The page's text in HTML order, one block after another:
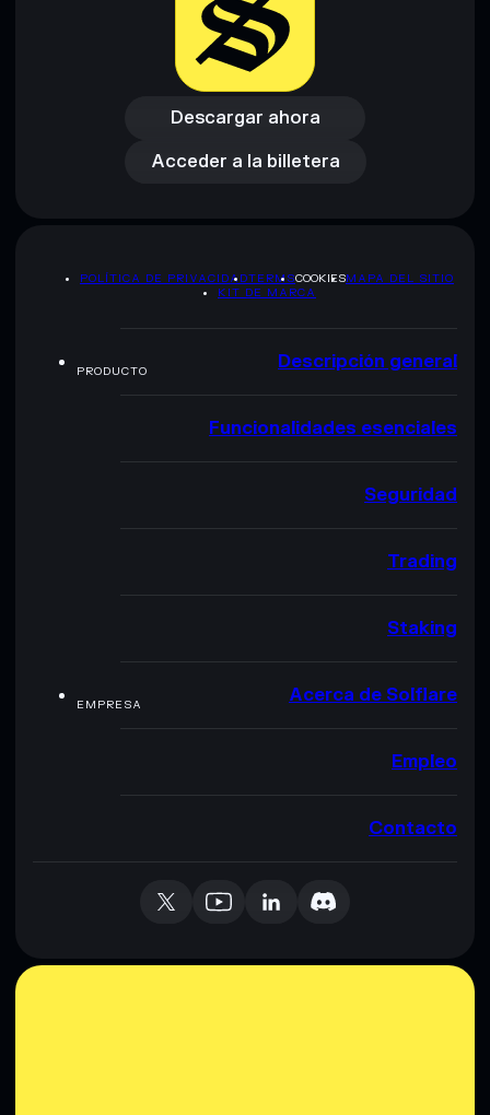
Descargar ahora
Descargar ahora
Acceder a la billetera
Acceder a la billetera
POLÍTICA DE PRIVACIDADTERMSCOOKIESMAPA DEL SITIO
KIT DE MARCA
PRODUCTO Descripción general
Funcionalidades esenciales
Seguridad
Trading
Staking
EMPRESA Acerca de Solflare
Empleo
Contacto